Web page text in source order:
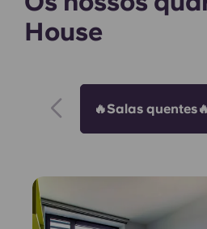
House
🔥Salas